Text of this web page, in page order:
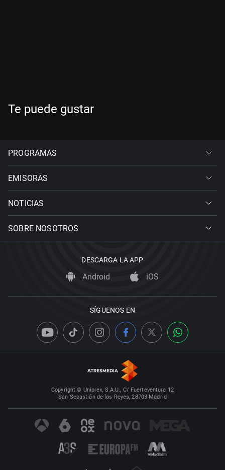
Te puede gustar
PROGRAMAS
EMISORAS
NOTICIAS
SOBRE NOSOTROS
DESCARGA LA APP
Android iOS
SÍGUENOS EN
Copyright © Uniprex, S.A.U., C/ Fuerteventura 12
San Sebastián de los Reyes, 28703 Madrid